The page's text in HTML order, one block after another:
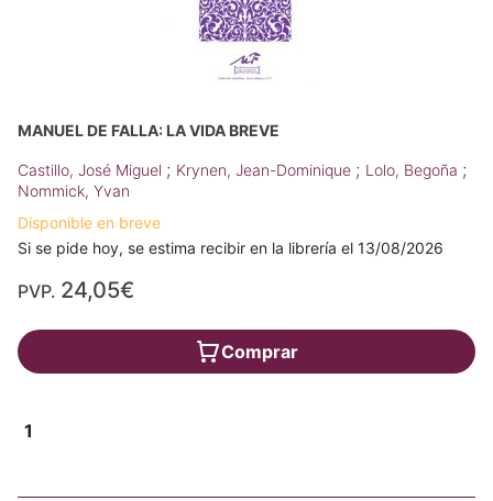
MANUEL DE FALLA: LA VIDA BREVE
Castillo, José Miguel ; Krynen, Jean-Dominique ; Lolo, Begoña ;
Nommick, Yvan
Disponible en breve
Si se pide hoy, se estima recibir en la librería el 13/08/2026
PVP. 24,05€
Comprar
1